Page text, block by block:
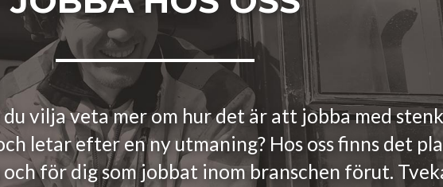
vilja veta mer om hur det är att jobba med
letar efter en ny utmaning? Hos oss finns det
för dig som jobbat inom branschen förut.